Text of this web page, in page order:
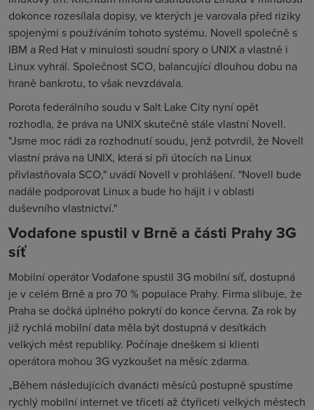
dokonce rozesílala dopisy, ve kterých je varovala před riziky
spojenými s používáním tohoto systému. Novell společně s
IBM a Red Hat v minulosti soudní spory o UNIX a vlastně i
Linux vyhrál. Společnost SCO, balancující dlouhou dobu na
hraně bankrotu, to však nevzdávala.
Porota federálního soudu v Salt Lake City nyní opět
rozhodla, že práva na UNIX skutečně stále vlastní Novell.
"Jsme moc rádi za rozhodnutí soudu, jenž potvrdil, že Novell
vlastní práva na UNIX, která si při útocích na Linux
přivlastňovala SCO," uvádí Novell v prohlášení. "Novell bude
nadále podporovat Linux a bude ho hájit i v oblasti
duševního vlastnictví."
Vodafone spustil v Brně a části Prahy 3G
síť
Mobilní operátor Vodafone spustil 3G mobilní síť, dostupná
je v celém Brně a pro 70 % populace Prahy. Firma slibuje, že
Praha se dočká úplného pokrytí do konce června. Za rok by
již rychlá mobilní data měla být dostupná v desítkách
velkých měst republiky. Počínaje dneškem si klienti
operátora mohou 3G vyzkoušet na měsíc zdarma.
„Během následujících dvanácti měsíců postupně spustíme
rychlý mobilní internet ve třiceti až čtyřiceti velkých městech